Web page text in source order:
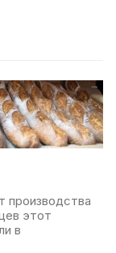
производства
этот
в